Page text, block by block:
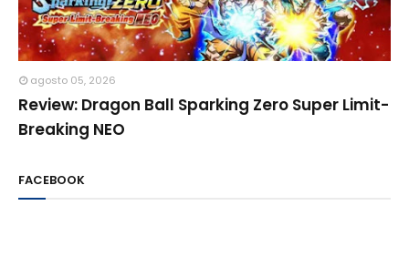
agosto 05, 2026
Review: Dragon Ball Sparking Zero Super Limit-
Breaking NEO
FACEBOOK